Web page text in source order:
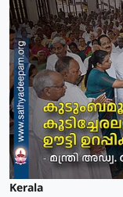
Kerala